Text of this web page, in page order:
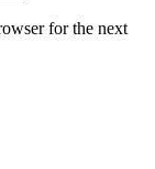
for the next